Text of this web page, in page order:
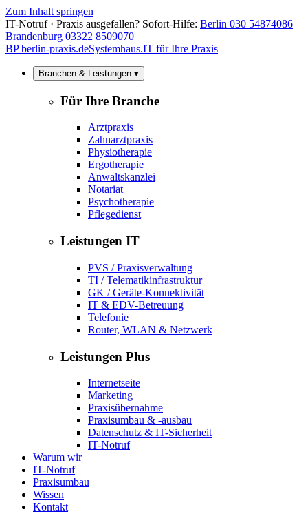
Zum Inhalt springen
IT-Notruf · Praxis ausgefallen? Sofort-Hilfe: Berlin 030 54874086
Brandenburg 03322 8509070
BP berlin-praxis.deSystemhaus.IT für Ihre Praxis
Branchen & Leistungen ▾
Für Ihre Branche
Arztpraxis
Zahnarztpraxis
Physiotherapie
Ergotherapie
Anwaltskanzlei
Notariat
Psychotherapie
Pflegedienst
Leistungen IT
PVS / Praxisverwaltung
TI / Telematikinfrastruktur
GK / Geräte-Konnektivität
IT & EDV-Betreuung
Telefonie
Router, WLAN & Netzwerk
Leistungen Plus
Internetseite
Marketing
Praxisübernahme
Praxisumbau & -ausbau
Datenschutz & IT-Sicherheit
IT-Notruf
Warum wir
IT-Notruf
Praxisumbau
Wissen
Kontakt